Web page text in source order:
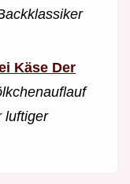
Käse Der
luftiger